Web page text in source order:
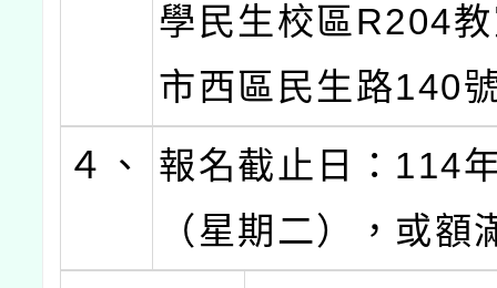
學民生校區R204
市西區民生路140
４、
報名截止日：114
（星期二），或額